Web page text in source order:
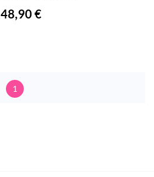
48,90 €
1